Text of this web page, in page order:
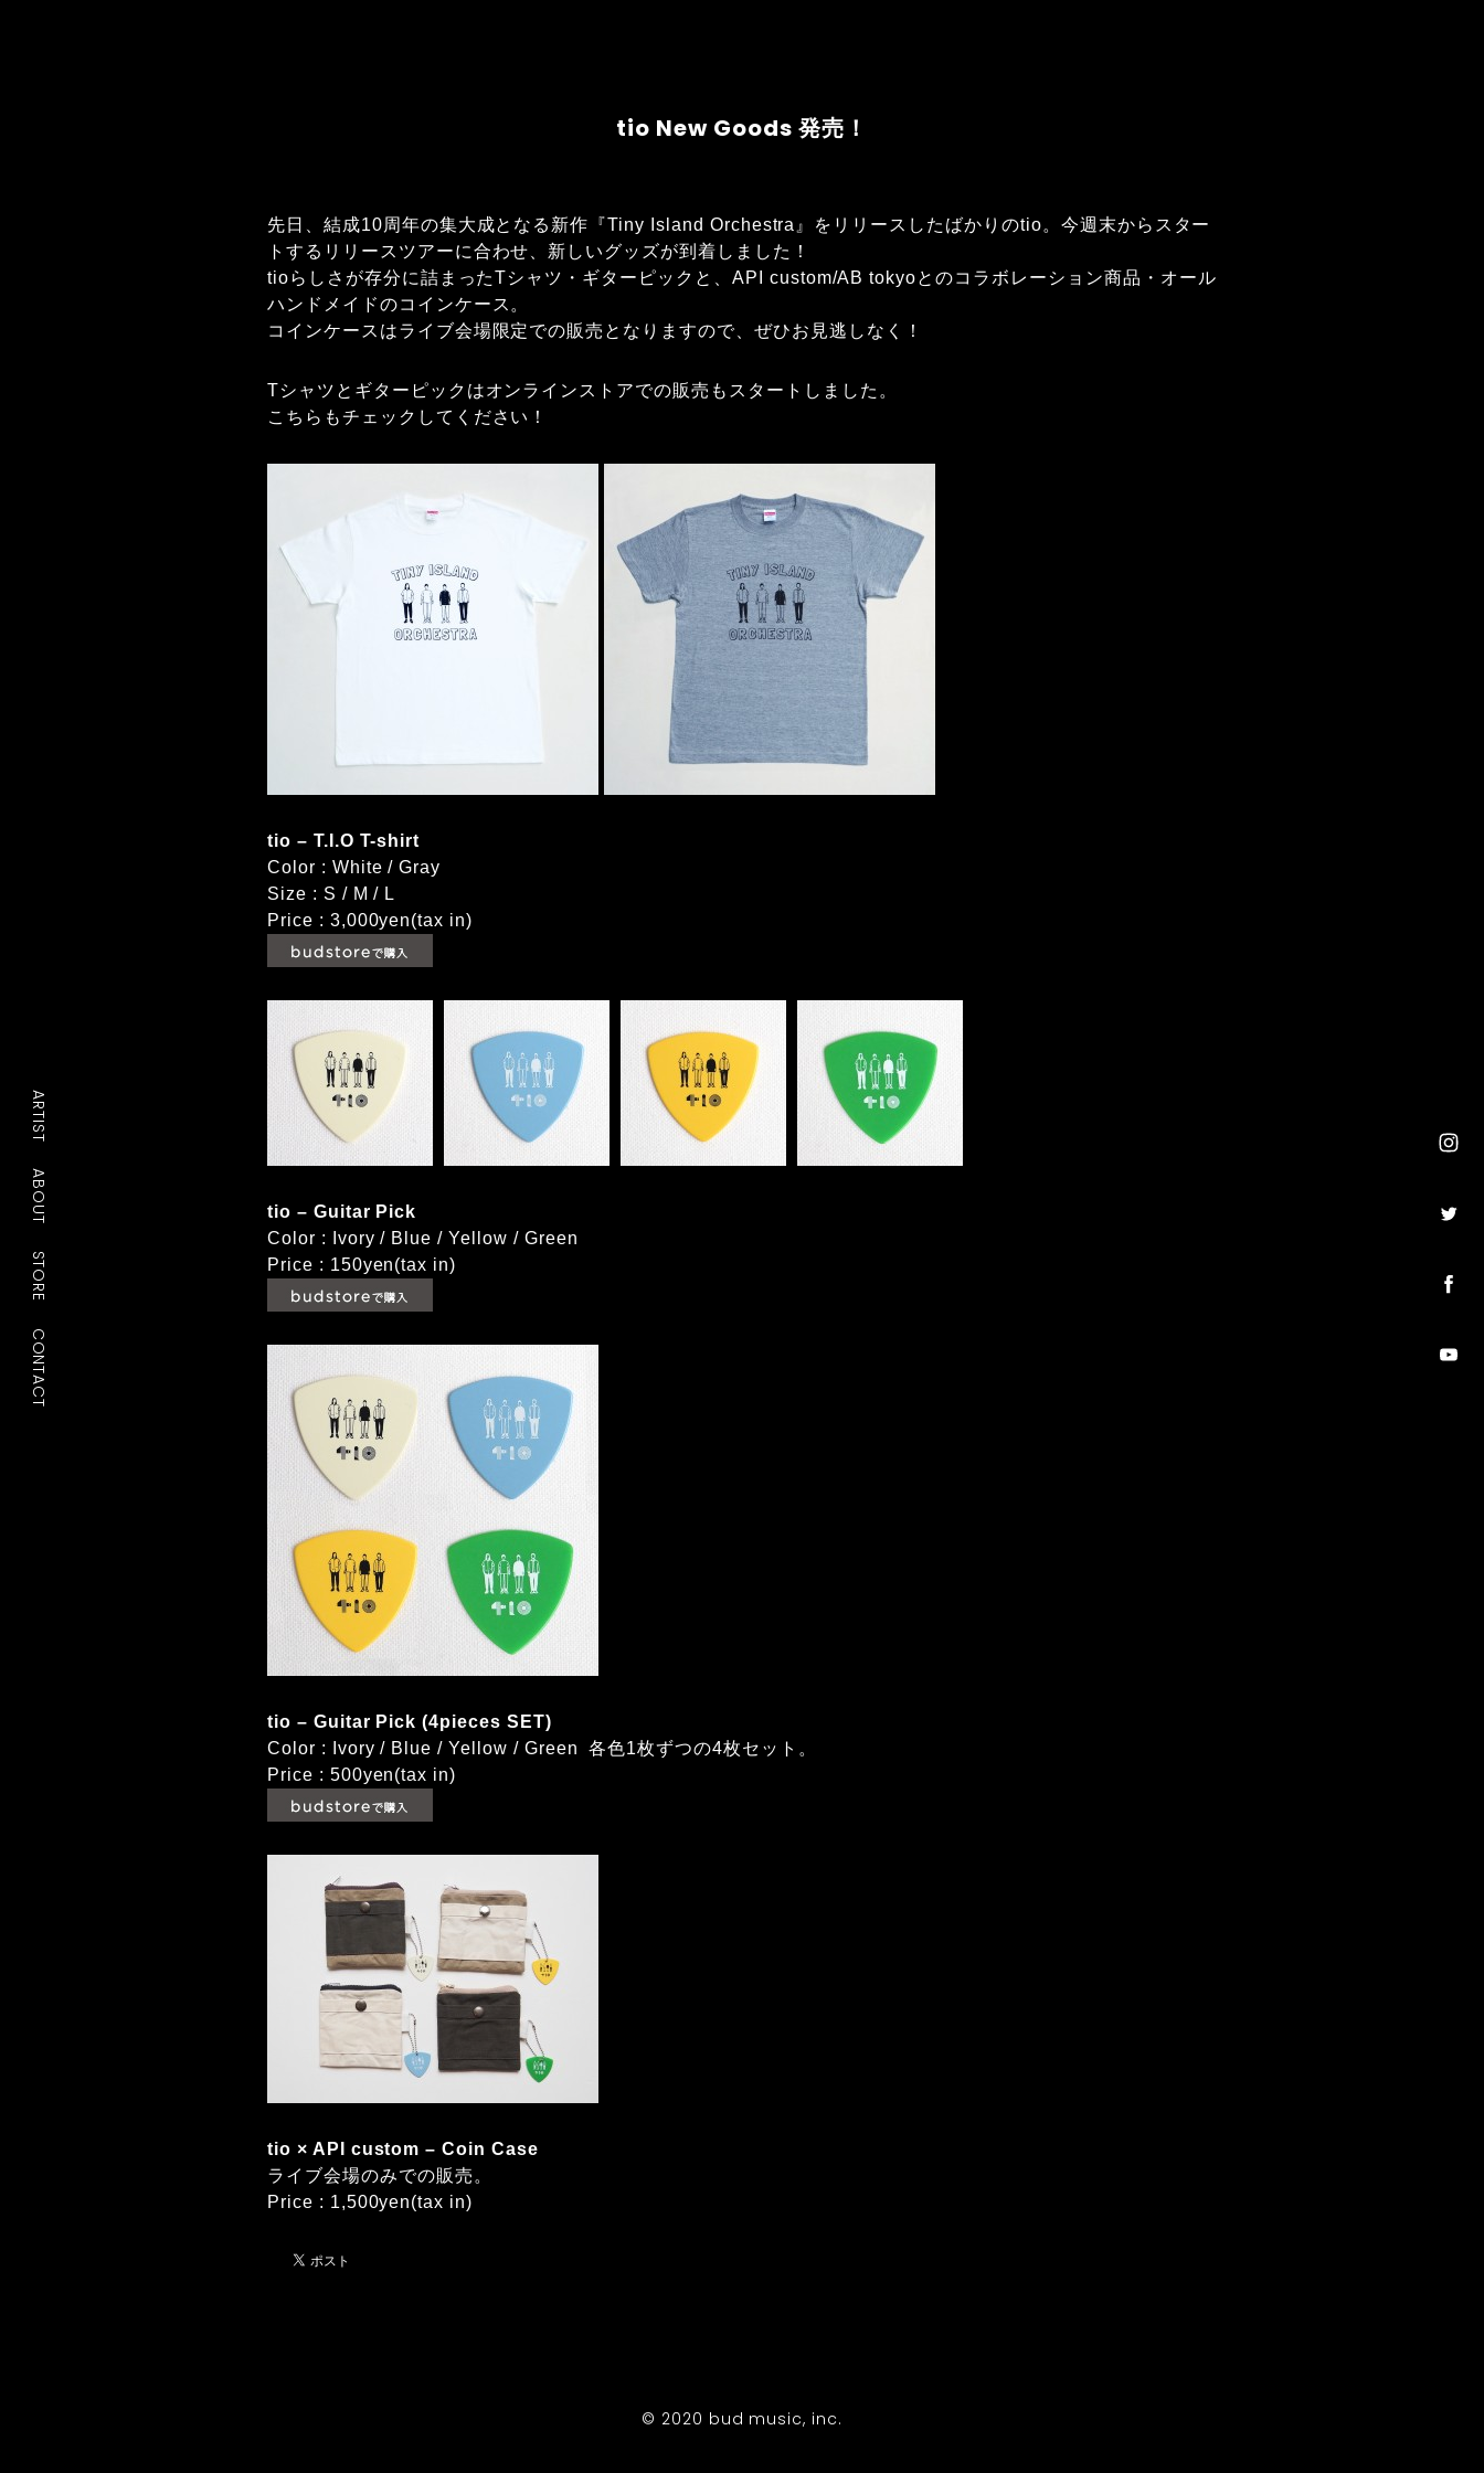
ARTIST
ABOUT
STORE
CONTACT
tio New Goods 発売！
先日、結成10周年の集大成となる新作『Tiny Island Orchestra』をリリースしたばかりのtio。今週末からスター
トするリリースツアーに合わせ、新しいグッズが到着しました！
tioらしさが存分に詰まったTシャツ・ギターピックと、API custom/AB tokyoとのコラボレーション商品・オール
ハンドメイドのコインケース。
コインケースはライブ会場限定での販売となりますので、ぜひお見逃しなく！
Tシャツとギターピックはオンラインストアでの販売もスタートしました。
こちらもチェックしてください！
tio – T.I.O T-shirt
Color : White / Gray
Size : S / M / L
Price : 3,000yen(tax in)
tio – Guitar Pick
Color : Ivory / Blue / Yellow / Green
Price : 150yen(tax in)
tio – Guitar Pick (4pieces SET)
Color : Ivory / Blue / Yellow / Green 各色1枚ずつの4枚セット。
Price : 500yen(tax in)
tio × API custom – Coin Case
ライブ会場のみでの販売。
Price : 1,500yen(tax in)
© 2020 bud music, inc.